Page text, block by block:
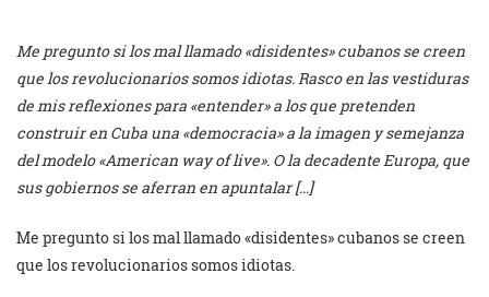
Me pregunto si los mal llamado «disidentes» cubanos se creen
que los revolucionarios somos idiotas. Rasco en las vestiduras
de mis reflexiones para «entender» a los que pretenden
construir en Cuba una «democracia» a la imagen y semejanza
del modelo «American way of live». O la decadente Europa, que
sus gobiernos se aferran en apuntalar […]
Me pregunto si los mal llamado «disidentes» cubanos se creen
que los revolucionarios somos idiotas.